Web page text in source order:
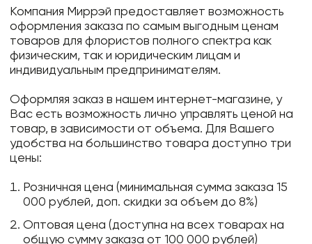
Компания Миррэй предоставляет возможность
оформления заказа по самым выгодным ценам
товаров для флористов полного спектра как
физическим, так и юридическим лицам и
индивидуальным предпринимателям.
Оформляя заказ в нашем интернет-магазине, у
Вас есть возможность лично управлять ценой на
товар, в зависимости от объема. Для Вашего
удобства на большинство товара доступно три
цены:
Розничная цена (минимальная сумма заказа 15
000 рублей, доп. скидки за объем до 8%)
Оптовая цена (доступна на всех товарах на
общую сумму заказа от 100 000 рублей)